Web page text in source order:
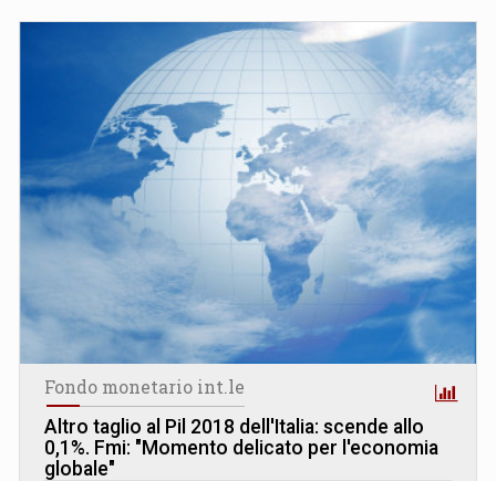
Fondo monetario int.le
Altro taglio al Pil 2018 dell'Italia: scende allo
0,1%. Fmi: "Momento delicato per l'economia
globale"